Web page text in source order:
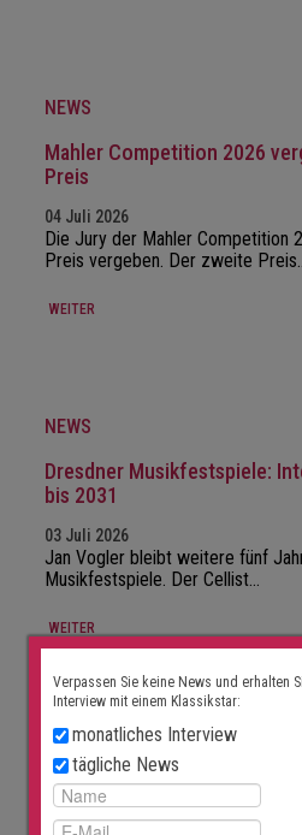
NEWS
Mahler Competition 2026
Preis
04 Juli 2026
Die Jury der Mahler Competition
Preis vergeben. Der zweite
WEITER
NEWS
Dresdner Musikfestspiele:
bis 2031
03 Juli 2026
Jan Vogler bleibt weitere fünf
Musikfestspiele. Der Cellist…
WEITER
NEWS
Neuer Intendant für
Staatsorchester
Verpassen Sie keine News und erhalten
Interview mit einem Klassikstar:
monatliches Interview
tägliche News